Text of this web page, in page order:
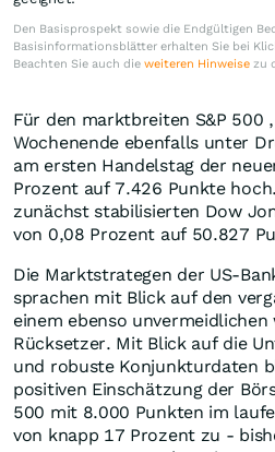
Den Basisprospekt sowie die Endgültigen
Basisinformationsblätter erhalten Sie bei
Beachten Sie auch die weiteren Hinweise zu
Für den marktbreiten S&P 500
Wochenende ebenfalls unter
am ersten Handelstag der
Prozent auf 7.426 Punkte
zunächst stabilisierten Dow
von 0,08 Prozent auf 50.827
Die Marktstrategen der US-
sprachen mit Blick auf den
einem ebenso unvermeidlichen
Rücksetzer. Mit Blick auf die
und robuste Konjunkturdaten
positiven Einschätzung der
500 mit 8.000 Punkten im
von knapp 17 Prozent zu -